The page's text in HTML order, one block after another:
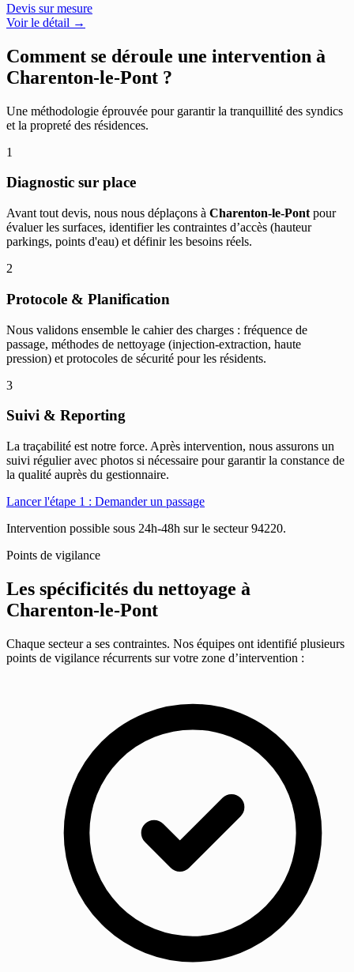
Devis sur mesure
Voir le détail →
Comment se déroule une intervention à
Charenton-le-Pont ?
Une méthodologie éprouvée pour garantir la tranquillité des syndics
et la propreté des résidences.
1
Diagnostic sur place
Avant tout devis, nous nous déplaçons à Charenton-le-Pont pour
évaluer les surfaces, identifier les contraintes d’accès (hauteur
parkings, points d'eau) et définir les besoins réels.
2
Protocole & Planification
Nous validons ensemble le cahier des charges : fréquence de
passage, méthodes de nettoyage (injection-extraction, haute
pression) et protocoles de sécurité pour les résidents.
3
Suivi & Reporting
La traçabilité est notre force. Après intervention, nous assurons un
suivi régulier avec photos si nécessaire pour garantir la constance de
la qualité auprès du gestionnaire.
Lancer l'étape 1 : Demander un passage
Intervention possible sous 24h-48h sur le secteur 94220.
Points de vigilance
Les spécificités du nettoyage à
Charenton-le-Pont
Chaque secteur a ses contraintes. Nos équipes ont identifié plusieurs
points de vigilance récurrents sur votre zone d’intervention :